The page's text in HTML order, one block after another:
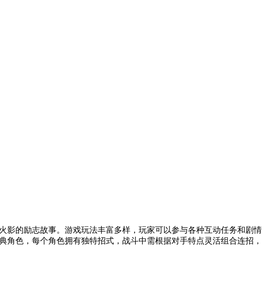
的励志故事。游戏玩法丰富多样，玩家可以参与各种互动任务和剧情
色，每个角色拥有独特招式，战斗中需根据对手特点灵活组合连招，